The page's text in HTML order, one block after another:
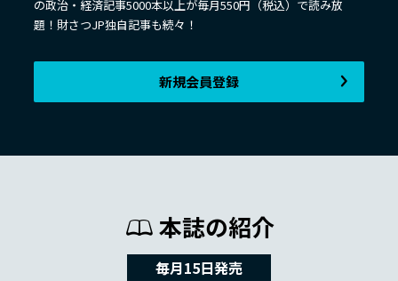
の政治・経済記事5000本以上が毎月550円（税込）で読み放
題！財さつJP独自記事も続々！
新規会員登録
本誌の紹介
毎月15日発売